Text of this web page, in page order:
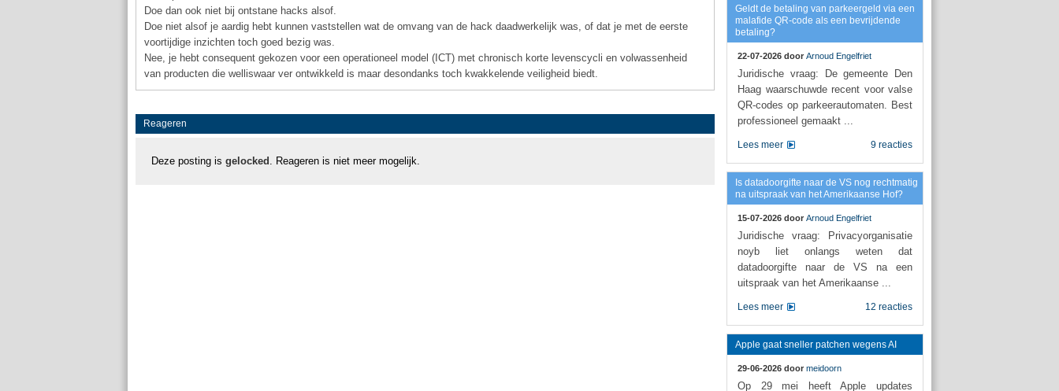
Doe dan ook niet bij ontstane hacks alsof.
Doe niet alsof je aardig hebt kunnen vaststellen wat de omvang van de hack daadwerkelijk was, of dat je met de eerste
voortijdige inzichten toch goed bezig was.
Nee, je hebt consequent gekozen voor een operationeel model (ICT) met chronisch korte levenscycli en volwassenheid
van producten die welliswaar ver ontwikkeld is maar desondanks toch kwakkelende veiligheid biedt.
Reageren
Deze posting is gelocked . Reageren is niet meer mogelijk.
Geldt de betaling van parkeergeld via een
malafide QR-code als een bevrijdende
betaling?
22-07-2026 door Arnoud Engelfriet
Juridische vraag: De gemeente Den
Haag waarschuwde recent voor valse
QR-codes op parkeerautomaten. Best
professioneel gemaakt ...
9 reacties
Lees meer
Is datadoorgifte naar de VS nog rechtmatig
na uitspraak van het Amerikaanse Hof?
15-07-2026 door Arnoud Engelfriet
Juridische vraag: Privacyorganisatie
noyb liet onlangs weten dat
datadoorgifte naar de VS na een
uitspraak van het Amerikaanse ...
12 reacties
Lees meer
Apple gaat sneller patchen wegens AI
29-06-2026 door meidoorn
Op 29 mei heeft Apple updates